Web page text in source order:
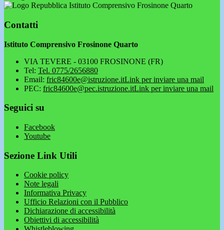
Istituto Comprensivo Frosinone Quarto
Contatti
Istituto Comprensivo Frosinone Quarto
VIA TEVERE - 03100 FROSINONE (FR)
Tel: Tel. 0775/2656880
Email: fric84600e@istruzione.itLink per inviare una mail
PEC: fric84600e@pec.istruzione.itLink per inviare una mail
Seguici su
Facebook
Youtube
Sezione Link Utili
Cookie policy
Note legali
Informativa Privacy
Ufficio Relazioni con il Pubblico
Dichiarazione di accessibilità
Obiettivi di accessibilità